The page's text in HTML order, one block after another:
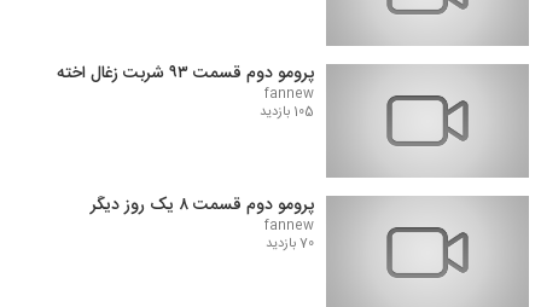
پرومو دوم قسمت ۹۳ شربت زغال اخته
fannew
105 بازدید
پرومو دوم قسمت ۸ یک روز دیگر
fannew
70 بازدید